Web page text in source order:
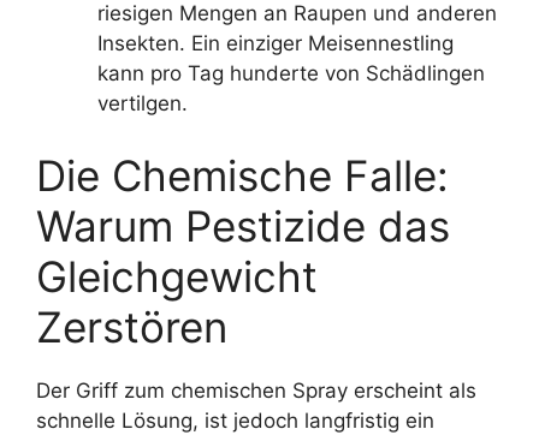
riesigen Mengen an Raupen und anderen
Insekten. Ein einziger Meisennestling
kann pro Tag hunderte von Schädlingen
vertilgen.
Die Chemische Falle:
Warum Pestizide das
Gleichgewicht
Zerstören
Der Griff zum chemischen Spray erscheint als
schnelle Lösung, ist jedoch langfristig ein